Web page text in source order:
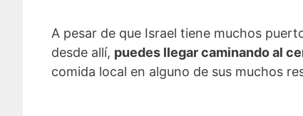
A pesar de que Israel tiene muchos
desde allí, puedes llegar caminando al
comida local en alguno de sus muchos